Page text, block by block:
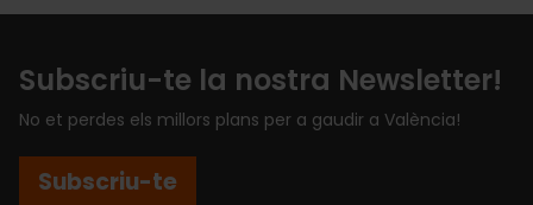
Subscriu-te la nostra Newsletter!
No et perdes els millors plans per a gaudir a València!
Subscriu-te